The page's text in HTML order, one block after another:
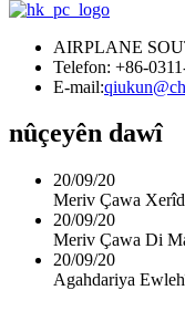
AIRPLANE
Telefon: +86-
E-mail:
nûçeyên dawî
20/09/20
Meriv Çawa
20/09/20
Meriv Çawa Di
20/09/20
Agahdariya